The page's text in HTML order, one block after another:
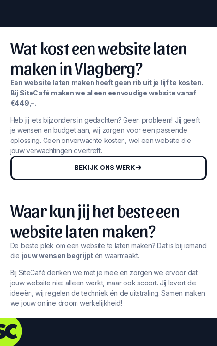
Wat kost een website laten
maken in Vlagberg?
Een website laten maken hoeft geen rib uit je lijf te kosten.
Bij SiteCafé maken we al een eenvoudige website vanaf
€449,-.
Heb jij iets bijzonders in gedachten? Geen probleem! Jij geeft
je wensen en budget aan, wij zorgen voor een passende
oplossing. Geen onverwachte kosten, wel een website die
jouw verwachtingen overtreft.
BEKIJK ONS WERK
Waar kun jij het beste een
website laten maken?
De beste plek om een website te laten maken? Dat is bij iemand
die jouw wensen begrijpt én waarmaakt.
Bij SiteCafé denken we met je mee en zorgen we ervoor dat
jouw website niet alleen werkt, maar ook scoort. Jij levert de
ideeën, wij regelen de techniek én de uitstraling. Samen maken
we jouw online droom werkelijkheid!